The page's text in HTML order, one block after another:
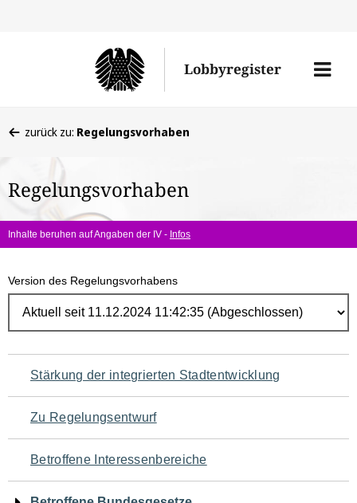
Lobbyregister
Menü
befinden
hier:
zurück zu: Regelungsvorhaben
Regelungsvorhaben
Inhalte beruhen auf Angaben der IV - Infos
Version des Regelungsvorhabens
Navigation
für
den
Seiteninhalt
Stärkung der integrierten Stadtentwicklung
Zu Regelungsentwurf
Betroffene Interessenbereiche